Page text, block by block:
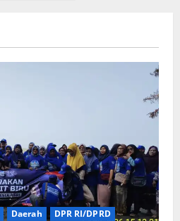
Daerah
DPR RI/DPRD